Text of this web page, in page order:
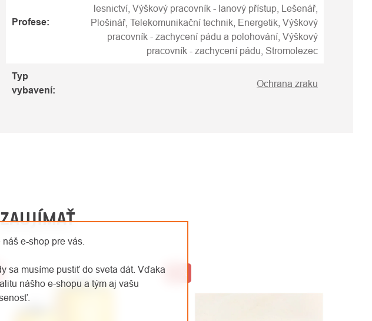
e-shop pre vás.
sa musíme pustiť do sveta dát. Vďaka
nášho e-shopu a tým aj vašu
Profese:
lesnictví, Výškový pracovník - lanový přístup, Lešenář,
Plošinář, Telekomunikační technik, Energetik, Výškový
pracovník - zachycení pádu a polohování, Výškový
pracovník - zachycení pádu, Stromolezec
Typ
vybavení:
Ochrana zraku